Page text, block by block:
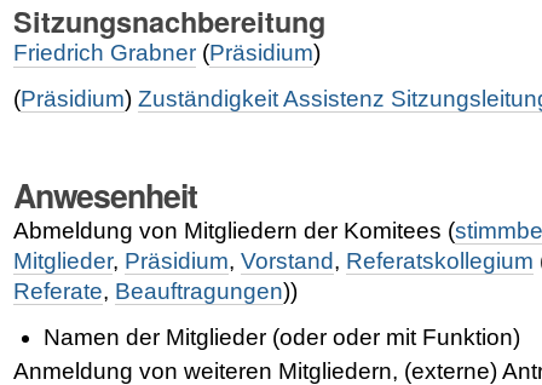
Sitzungsnachbereitung
Friedrich Grabner(Präsidium)
(Präsidium) Zuständigkeit Assistenz
Anwesenheit
Abmeldung von Mitgliedern der Komitees (
Mitglieder, Präsidium, Vorstand, Referatskollegium
Referate, Beauftragungen))
Namen der Mitglieder (oder oder mit Funktion)
Anmeldung von weiteren Mitgliedern, (externe)